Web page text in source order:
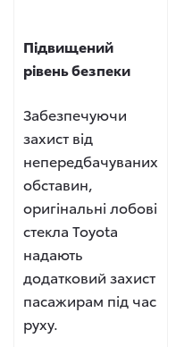
Підвищений
рівень безпеки
Забезпечуючи
захист від
непередбачуваних
обставин,
оригінальні лобові
стекла Toyota
надають
додатковий захист
пасажирам під час
руху.